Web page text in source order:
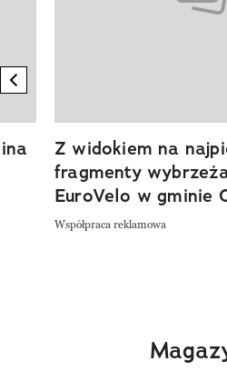
previous element
Z widokiem na
fragmenty
EuroVelo w gminie
Współpraca reklamowa